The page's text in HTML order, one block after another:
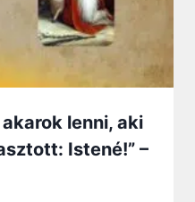
lenni, aki
Istené!” –